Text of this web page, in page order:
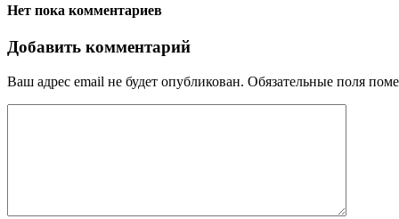
Нет пока комментариев
Добавить комментарий
Ваш адрес email не будет опубликован. Обязательные поля